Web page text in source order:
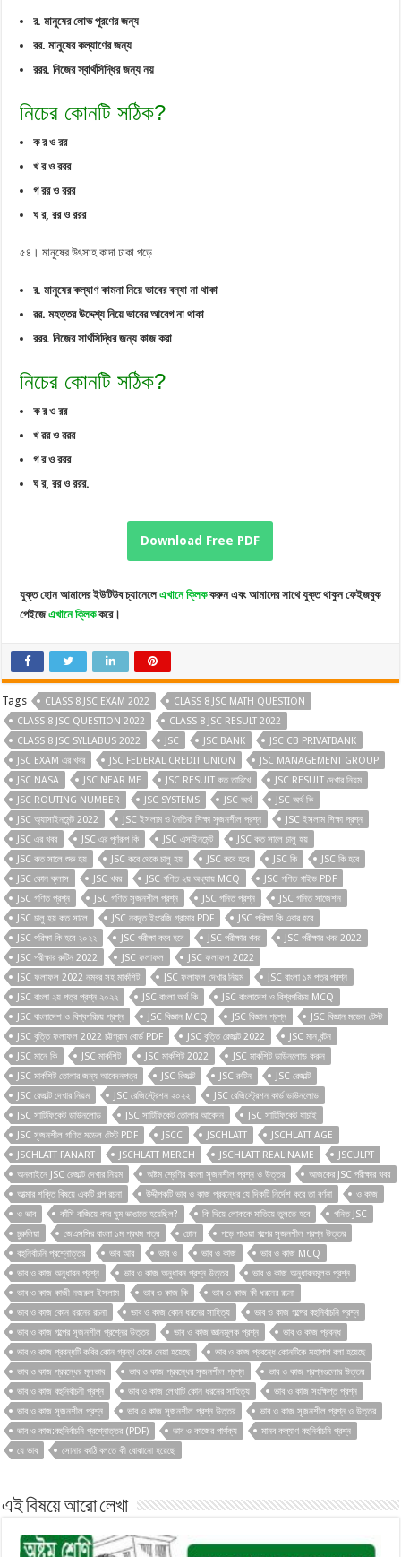
র. মানুষের লোভ পূরণের জন্য
রর. মানুষের কল্যাণের জন্য
ররর. নিজের স্বার্থসিদ্ধির জন্য নয়
নিচের কোনটি সঠিক?
ক র ও রর
খ র ও ররর
গ রর ও ররর
ঘ র, রর ও ররর
৫৪। মানুষের উৎসাহ কাদা ঢাকা পড়ে
র. মানুষের কল্যাণ কামনা নিয়ে ভাবের বন্যা না থাকা
রর. মহত্তর উদ্দেশ্য নিয়ে ভাবের আবেগ না থাকা
ররর. নিজের সার্থসিদ্ধির জন্য কাজ করা
নিচের কোনটি সঠিক?
ক র ও রর
খ রর ও ররর
গ র ও ররর
ঘ র, রর ও ররর.
Download Free PDF
যুক্ত হোন আমাদের ইউটিউব চ্যানেলেএখানে ক্লিককরুন এবং আমাদের সাথে যুক্ত থাকুন ফেইজবুক
পেইজেএখানে ক্লিককরে।
Tags CLASS 8 JSC EXAM 2022
CLASS 8 JSC MATH QUESTION
CLASS 8 JSC QUESTION 2022
CLASS 8 JSC RESULT 2022
CLASS 8 JSC SYLLABUS 2022
JSC JSC BANK
JSC CB PRIVATBANK
JSC EXAM এর খবর
JSC FEDERAL CREDIT UNION
JSC MANAGEMENT GROUP
JSC NASA
JSC NEAR ME JSC RESULT কত তারিখে
JSC RESULT দেখার নিয়ম
JSC ROUTING NUMBER
JSC SYSTEMS JSC অর্থ
JSC অর্থ কি
JSC অ্যাসাইনমেন্ট 2022
JSC ইসলাম ও নৈতিক শিক্ষা সৃজনশীল প্রশ্ন
JSC ইসলাম শিক্ষা প্রশ্ন
JSC এর খবর
JSC এর পূর্ণরূপ কি JSC এসাইনমেন্ট
JSC কত সালে চালু হয়
JSC কত সালে শুরু হয়
JSC কবে থেকে চালু হয় JSC কবে হবে JSC কি
JSC কি হবে
JSC কোন ক্লাস
JSC খবর JSC গণিত ২য় অধ্যায় MCQ
JSC গণিত গাইড PDF
JSC গণিত প্রশ্ন
JSC গণিত সৃজনশীল প্রশ্ন JSC গনিত প্রশ্ন
JSC গনিত সাজেশন
JSC চালু হয় কত সালে
JSC নবদূত ইংরেজি গ্রামার PDF
JSC পরিক্ষা কি এবার হবে
JSC পরিক্ষা কি হবে ২০২২
JSC পরীক্ষা কবে হবে JSC পরীক্ষার খবর
JSC পরীক্ষার খবর 2022
JSC পরীক্ষার রুটিন 2022
JSC ফলাফল
JSC ফলাফল 2022
JSC ফলাফল 2022 নম্বর সহ মার্কশিট
JSC ফলাফল দেখার নিয়ম
JSC বাংলা ১ম পত্র প্রশ্ন
JSC বাংলা ২য় পত্র প্রশ্ন ২০২২
JSC বাংলা অর্থ কি
JSC বাংলাদেশ ও বিশ্বপরিচয় MCQ
JSC বাংলাদেশ ও বিশ্বপরিচয় প্রশ্ন
JSC বিজ্ঞান MCQ JSC বিজ্ঞান প্রশ্ন
JSC বিজ্ঞান মডেল টেস্ট
JSC বৃত্তি ফলাফল 2022 চট্টগ্রাম বোর্ড PDF
JSC বৃত্তি রেজাল্ট 2022
JSC মান বন্টন
JSC মানে কি
JSC মার্কশিট JSC মার্কশিট 2022
JSC মার্কশিট ডাউনলোড করুন
JSC মার্কশিট তোলার জন্য আবেদনপত্র
JSC রিজাল্ট JSC রুটিন
JSC রেজাল্ট
JSC রেজাল্ট দেখার নিয়ম
JSC রেজিস্ট্রেশন ২০২২
JSC রেজিস্ট্রেশন কার্ড ডাউনলোড
JSC সার্টিফিকেট ডাউনলোড
JSC সার্টিফিকেট তোলার আবেদন
JSC সার্টিফিকেট যাচাই
JSC সৃজনশীল গণিত মডেল টেস্ট PDF
JSCC JSCHLATT
JSCHLATT AGE
JSCHLATT FANART
JSCHLATT MERCH JSCHLATT REAL NAME
JSCULPT
অনলাইনে JSC রেজাল্ট দেখার নিয়ম
অষ্টম শ্রেণির বাংলা সৃজনশীল প্রশ্ন ও উত্তর
আজকের JSC পরীক্ষার খবর
আত্মার শক্তি বিষয়ে একটি গল্প রচনা
উদ্দীপকটি ভাব ও কাজ প্রবন্ধের যে দিকটি নির্দেশ করে তা বর্ণনা
ও কাজ
ও ভাব
কাঁসি বাজিয়ে কার ঘুম ভাঙাতে হয়েছিল? কি দিয়ে লোককে মাতিয়ে তুলতে হবে
গনিত JSC
চুরুলিয়া
জেএসসির বাংলা ১ম প্রথম পত্র ঢোল
পড়ে পাওয়া গল্পের সৃজনশীল প্রশ্ন উত্তর
বহুনির্বাচনি প্রশ্নোত্তর
ভাব আর ভাব ও ভাব ও কাজ
ভাব ও কাজ MCQ
ভাব ও কাজ অনুধাবন প্রশ্ন
ভাব ও কাজ অনুধাবন প্রশ্ন উত্তর
ভাব ও কাজ অনুধাবনমূলক প্রশ্ন
ভাব ও কাজ কাজী নজরুল ইসলাম
ভাব ও কাজ কি
ভাব ও কাজ কী ধরনের রচনা
ভাব ও কাজ কোন ধরনের রচনা
ভাব ও কাজ কোন ধরনের সাহিত্য
ভাব ও কাজ গল্পের বহুনির্বাচনি প্রশ্ন
ভাব ও কাজ গল্পের সৃজনশীল প্রশ্নের উত্তর
ভাব ও কাজ জ্ঞানমূলক প্রশ্ন
ভাব ও কাজ প্রবন্ধ
ভাব ও কাজ প্রবন্ধটি কবির কোন গ্রন্থ থেকে নেয়া হয়েছে
ভাব ও কাজ প্রবন্ধে কোনটিকে মহাপাপ বলা হয়েছে
ভাব ও কাজ প্রবন্ধের মূলভাব
ভাব ও কাজ প্রবন্ধের সৃজনশীল প্রশ্ন
ভাব ও কাজ প্রশ্নগুলোর উত্তর
ভাব ও কাজ বহুনির্বাচনী প্রশ্ন
ভাব ও কাজ লেখাটি কোন ধরনের সাহিত্য
ভাব ও কাজ সংক্ষিপ্ত প্রশ্ন
ভাব ও কাজ সৃজনশীল প্রশ্ন
ভাব ও কাজ সৃজনশীল প্রশ্ন উত্তর
ভাব ও কাজ সৃজনশীল প্রশ্ন ও উত্তর
ভাব ও কাজ:বহুনির্বাচনি প্রশ্নোত্তর (PDF)
ভাব ও কাজের পার্থক্য
মানব কল্যাণ বহুনির্বাচনি প্রশ্ন
যে ভাব
সোনার কাঠি বলতে কী বোঝানো হয়েছে
এই বিষয়ে আরো লেখা